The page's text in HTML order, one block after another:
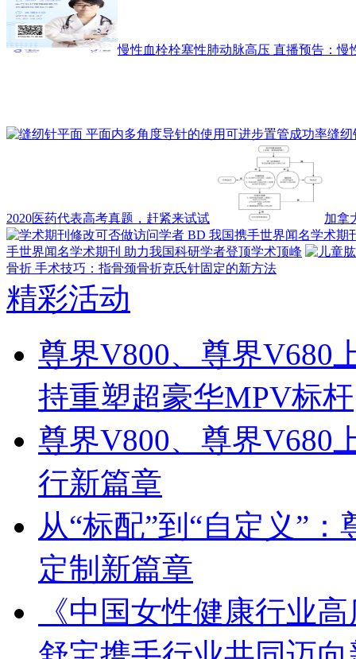
慢性血栓栓塞性肺动脉高压 直播预告：
缝纫
2020医药代表高考真题，赶紧来试试 加拿
手世界闻名学术期刊 助力我国科研学者登顶学术顶峰
骨折 手术技巧：指骨颈骨折克氏针固定的新方法
精彩活动
尊界V800、尊界V680
持重塑超豪华MPV标杆
尊界V800、尊界V680
行新篇章
从“标配”到“自定义”
定制新篇章
《中国女性健康行业